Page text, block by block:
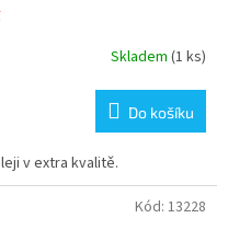
Skladem (1 ks)
Do košíku
v extra kvalitě.
Kód: 13228